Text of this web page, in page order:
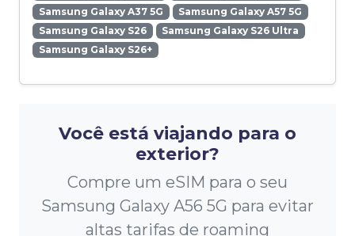
Samsung Galaxy A37 5G
Samsung Galaxy A57 5G
Samsung Galaxy S26
Samsung Galaxy S26 Ultra
Samsung Galaxy S26+
Você está viajando para o
exterior?
Compre um eSIM para o seu
Samsung Galaxy A56 5G para evitar
altas tarifas de roaming